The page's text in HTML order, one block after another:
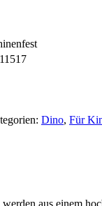
Dino, Für
aus einem